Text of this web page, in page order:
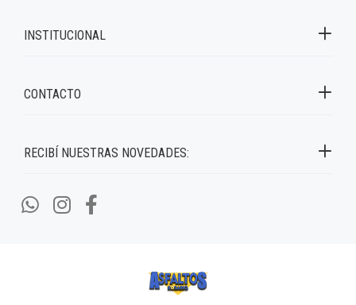
RECIBÍ NUESTRAS NOVEDADES:
INSTITUCIONAL
CONTACTO